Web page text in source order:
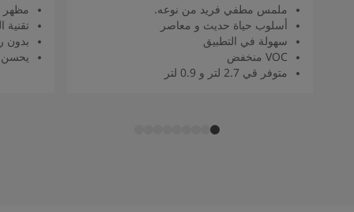
ملمس مطفي فريد من نوعه.
أسلوب حياة حديث و معاصر
سهولة في التطبيق
VOC منخفض
متوفر قي 2.7 لتر و 0.9 لتر
مظهر
تقنية
بدون
يحسن